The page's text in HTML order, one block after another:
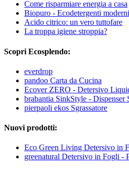
Come risparmiare energia a casa
Biopuro - Ecodetergenti moderni
Acido citrico: un vero tuttofare
La troppa igiene stroppia?
Scopri Ecosplendo:
everdrop
pandoo Carta da Cucina
Ecover ZERO - Detersivo
brabantia SinkStyle - Dispenser
pierpaoli ekos Sgrassatore
Nuovi prodotti:
Eco Green Living Detersivo in
greenatural Detersivo in Fogli -